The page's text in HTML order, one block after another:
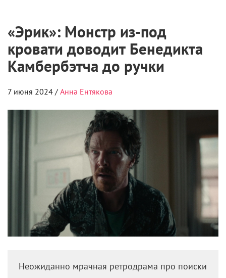
Пульс – материалы с учётом ваших